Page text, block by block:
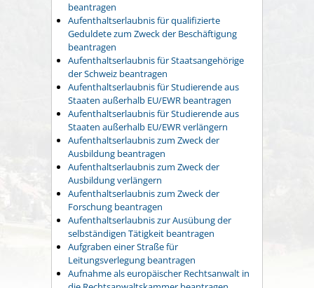
beantragen
Aufenthaltserlaubnis für qualifizierte
Geduldete zum Zweck der Beschäftigung
beantragen
Aufenthaltserlaubnis für Staatsangehörige
der Schweiz beantragen
Aufenthaltserlaubnis für Studierende aus
Staaten außerhalb EU/EWR beantragen
Aufenthaltserlaubnis für Studierende aus
Staaten außerhalb EU/EWR verlängern
Aufenthaltserlaubnis zum Zweck der
Ausbildung beantragen
Aufenthaltserlaubnis zum Zweck der
Ausbildung verlängern
Aufenthaltserlaubnis zum Zweck der
Forschung beantragen
Aufenthaltserlaubnis zur Ausübung der
selbständigen Tätigkeit beantragen
Aufgraben einer Straße für
Leitungsverlegung beantragen
Aufnahme als europäischer Rechtsanwalt in